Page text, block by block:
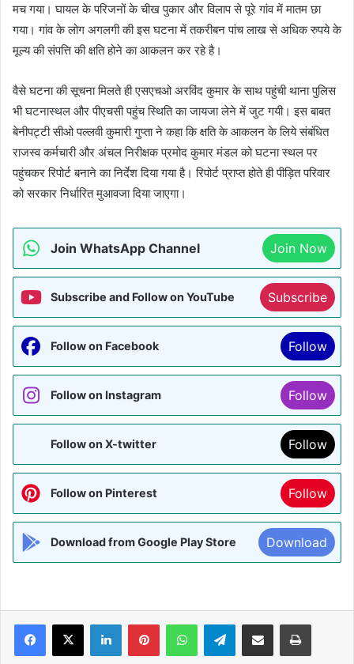
मच गया। घायल के परिजनों के चीख पुकार और विलाप से पूरे गांव में मातम छा
गया। गांव के लोग अगलगी की इस घटना में तकरीबन पांच लाख से अधिक रुपये के
मूल्य की संपत्ति की क्षति होने का आकलन कर रहे है।
वैसे घटना की सूचना मिलते ही एसएचओ अरविंद कुमार के साथ पहुंची थाना पुलिस
भी घटनास्थल और पीएचसी पहुंच स्थिति का जायजा लेने में जुट गयी। इस बाबत
बेनीपट्टी सीओ पल्लवी कुमारी गुप्ता ने कहा कि क्षति के आकलन के लिये संबंधित
राजस्व कर्मचारी और अंचल निरीक्षक प्रमोद कुमार मंडल को घटना स्थल पर
पहुंचकर रिपोर्ट बनाने का निर्देश दिया गया है। रिपोर्ट प्राप्त होते ही पीड़ित परिवार
को सरकार निर्धारित मुआवजा दिया जाएगा।
Join WhatsApp Channel Join Now
Subscribe and Follow on YouTube Subscribe
Follow on Facebook Follow
Follow on Instagram Follow
Follow on X-twitter Follow
Follow on Pinterest Follow
Download from Google Play Store Download
Facebook
X LinkedInPinterestWhatsAppTelegramShare via Email Print